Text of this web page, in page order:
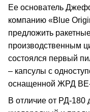
Ее основатель
компанию «Blue
предложить
производственным
состоялся первый
– капсулы с
оснащенной ЖРД
В отличие от РД-180